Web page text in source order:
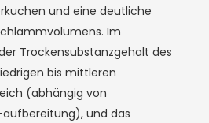
und eine deutliche
Im
Trockensubstanzgehalt des
bis mittleren
(abhängig von
und das